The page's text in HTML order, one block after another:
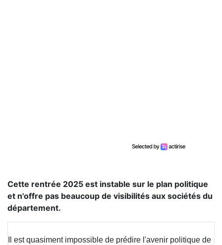
Cette rentrée 2025 est instable sur le plan politique
et n'offre pas beaucoup de visibilités aux sociétés du
département.
Il est quasiment impossible de prédire l'avenir politique de